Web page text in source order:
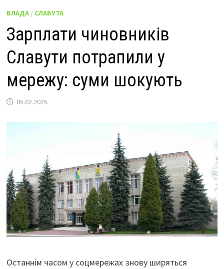
ВЛАДА/ СЛАВУТА
Зарплати чиновників
Славути потрапили у
мережу: суми шокують
05.02.2025
Останнім часом у соцмережах знову ширяться